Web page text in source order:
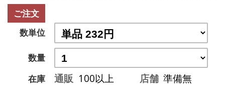
ご注文
数単位
数量
在庫
通販 100以上 店舗 準備無